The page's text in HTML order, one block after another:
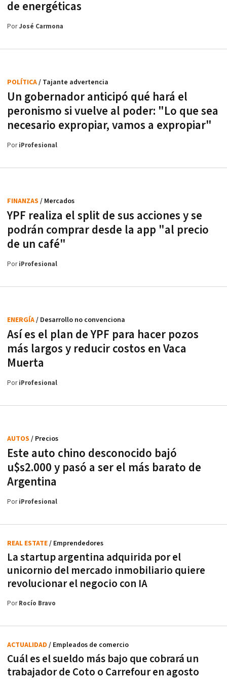
de energéticas
PorJosé Carmona
Un gobernador anticipó qué hará el
peronismo si vuelve al poder: "Lo que sea
necesario expropiar, vamos a expropiar"
POLÍTICA/ Tajante advertencia
PoriProfesional
YPF realiza el split de sus acciones y se
podrán comprar desde la app "al precio
de un café"
FINANZAS / Mercados
PoriProfesional
Así es el plan de YPF para hacer pozos
más largos y reducir costos en Vaca
Muerta
ENERGÍA/ Desarrollo no convenciona
PoriProfesional
Este auto chino desconocido bajó
u$s2.000 y pasó a ser el más barato de
Argentina
AUTOS / Precios
PoriProfesional
La startup argentina adquirida por el
unicornio del mercado inmobiliario quiere
revolucionar el negocio con IA
REAL ESTATE/ Emprendedores
PorRocío Bravo
Cuál es el sueldo más bajo que cobrará un
trabajador de Coto o Carrefour en agosto
ACTUALIDAD / Empleados de comercio